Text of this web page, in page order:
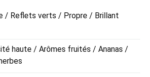
/ Reflets verts / Propre / Brillant
haute / Arômes fruités / Ananas /